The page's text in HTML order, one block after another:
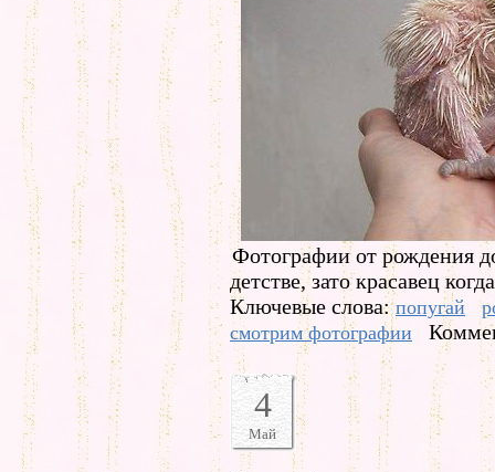
Фотографии от рождения
детстве, зато красавец
Ключевые слова:попугай
смотрим фотографии
4
Май